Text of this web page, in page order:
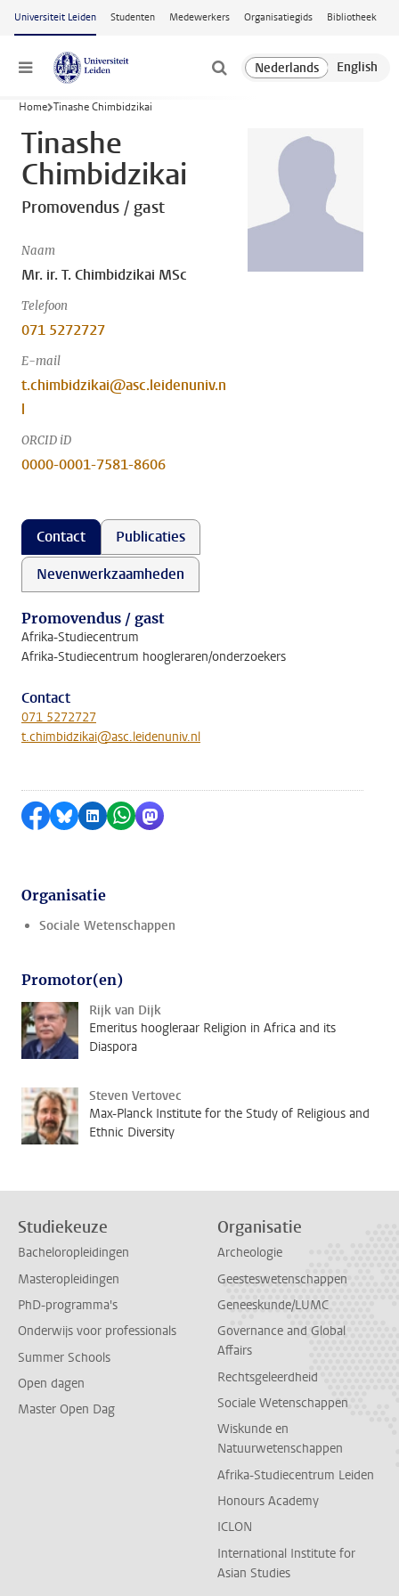
Ga naar hoofdinhoud
Universiteit Leiden Studenten Medewerkers Organisatiegids Bibliotheek
Menu
Home Tinashe Chimbidzikai
Tinashe
Chimbidzikai
Promovendus / gast
Naam
Mr. ir. T. Chimbidzikai MSc
Telefoon
071 5272727
E-mail
t.chimbidzikai@asc.leidenuniv.n
l
ORCID iD
0000-0001-7581-8606
Contact
Publicaties
Nevenwerkzaamheden
Promovendus / gast
Afrika-Studiecentrum
Afrika-Studiecentrum hoogleraren/onderzoekers
Contact
071 5272727
t.chimbidzikai@asc.leidenuniv.nl
Delen op Facebook
Delen via Bluesky
Delen op LinkedIn
Delen via WhatsApp
Delen via Mastodon
Organisatie
Sociale Wetenschappen
Promotor(en)
Rijk van Dijk
Emeritus hoogleraar Religion in Africa and its
Diaspora
Steven Vertovec
Max-Planck Institute for the Study of Religious and
Ethnic Diversity
Studiekeuze
Bacheloropleidingen
Masteropleidingen
PhD-programma's
Onderwijs voor professionals
Summer Schools
Open dagen
Master Open Dag
Organisatie
Archeologie
Geesteswetenschappen
Geneeskunde/LUMC
Governance and Global
Affairs
Rechtsgeleerdheid
Sociale Wetenschappen
Wiskunde en
Natuurwetenschappen
Afrika-Studiecentrum Leiden
Honours Academy
ICLON
International Institute for
Asian Studies